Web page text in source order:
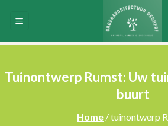
Tuinontwerp Rumst: Uw
buurt
Home / tuinontwerp